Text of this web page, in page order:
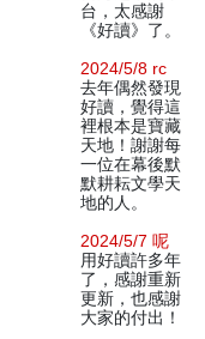
台，太感謝
《好讀》了。
2024/5/8 rc
去年偶然發現
好讀，覺得這
裡根本是寶藏
天地！謝謝每
一位在幕後默
默耕耘文學天
地的人。
2024/5/7 呢
用好讀許多年
了，感謝重新
更新，也感謝
大家的付出！